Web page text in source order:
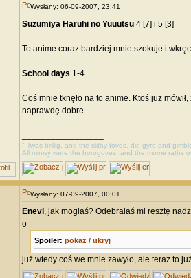
Wysłany: 06-09-2007, 23:41
Suzumiya Haruhi no Yuuutsu4 [7] i 5 [3]
To anime coraz bardziej mnie szokuje i
School days 1-4
Coś mnie tknęło na to anime. Ktoś już
naprawdę dobre...
" Twas brillig, and the slithy toves, did gyre and
All mimsy were the borogoves, and the mome raths
Wysłany: 07-09-2007, 00:01
Enevi, jak mogłaś? Odebrałaś mi resztę
o
Spoiler: pokaż / ukryj
już wtedy coś we mnie zawyło, ale teraz to